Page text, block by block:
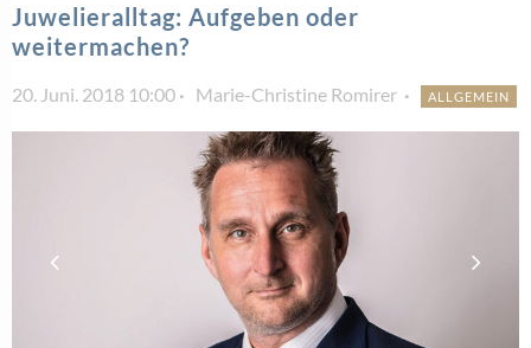
Juwelieralltag: Aufgeben oder
weitermachen?
20. Juni. 2018 10:00 Marie-Christine Romirer ALLGEMEIN